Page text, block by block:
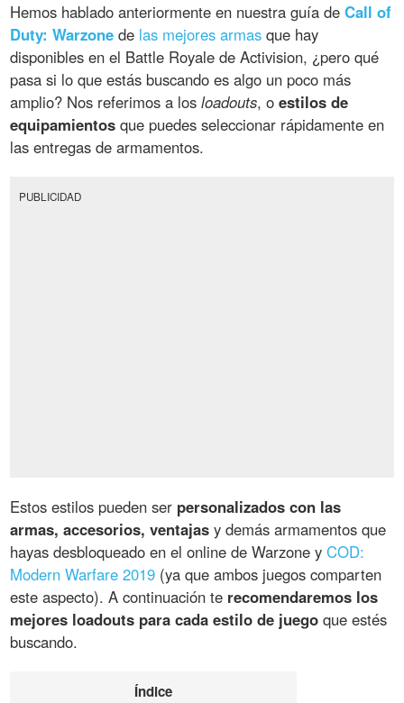
Hemos hablado anteriormente en nuestra guía deCall of
Duty: Warzone de las mejores armas que hay
disponibles en el Battle Royale de Activision, ¿pero qué
pasa si lo que estás buscando es algo un poco más
amplio? Nos referimos a losloadouts, oestilos de
equipamientos que puedes seleccionar rápidamente en
las entregas de armamentos.
PUBLICIDAD
Estos estilos pueden ser personalizados con las
armas, accesorios, ventajas y demás armamentos que
hayas desbloqueado en el online de Warzone yCOD:
Modern Warfare 2019 (ya que ambos juegos comparten
este aspecto). A continuación te recomendaremos los
mejores loadouts para cada estilo de juego que estés
buscando.
Índice